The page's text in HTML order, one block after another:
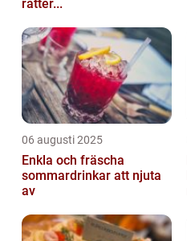
rätter...
06 augusti 2025
Enkla och fräscha
sommardrinkar att njuta
av